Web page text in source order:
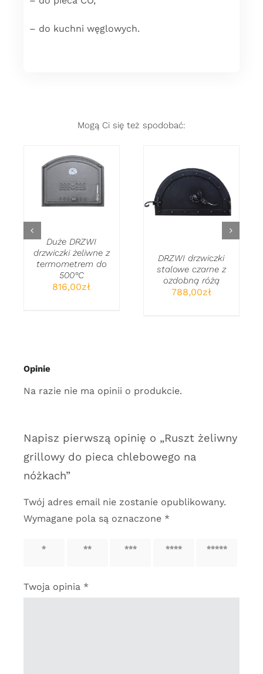
– do kuchni węglowych.
Mogą Ci się też spodobać:
DODAJ DO
KOSZYKA
SZCZEGÓŁY
Duże DRZWI
drzwiczki żeliwne z
termometrem do
500°C
816,00zł
DODAJ DO
KOSZYKA
SZCZEGÓŁY
DRZWI drzwiczki
stalowe czarne z
ozdobną różą
788,00zł
Opinie
Na razie nie ma opinii o produkcie.
Napisz pierwszą opinię o „Ruszt żeliwny
grillowy do pieca chlebowego na
nóżkach”
Twój adres email nie zostanie opublikowany.
Wymagane pola są oznaczone *
1 z 5
2 z 5
3 z 5
4 z 5
5 z 5
Twoja opinia *